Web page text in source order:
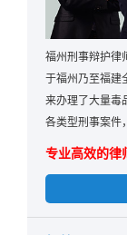
福州刑事辩护律
于福州乃至福建
来办理了大量毒
各类型刑事案件
专业高效的律